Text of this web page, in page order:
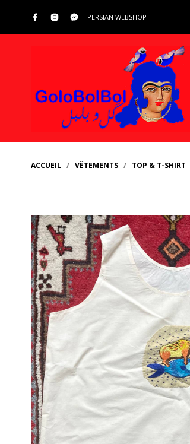
PERSIAN WEBSHOP
ACCUEIL / VÊTEMENTS / TOP & T-SHIRT